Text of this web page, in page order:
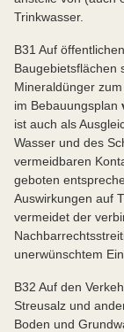
Trinkwasser.
B31 Auf
Baugebietsflächen
Mineraldünger
im Bebauungsplan
ist auch als
Wasser und des
vermeidbaren
geboten
Auswirkungen auf
vermeidet der
unerwünschtem
B32 Auf den
Streusalz und
Boden und